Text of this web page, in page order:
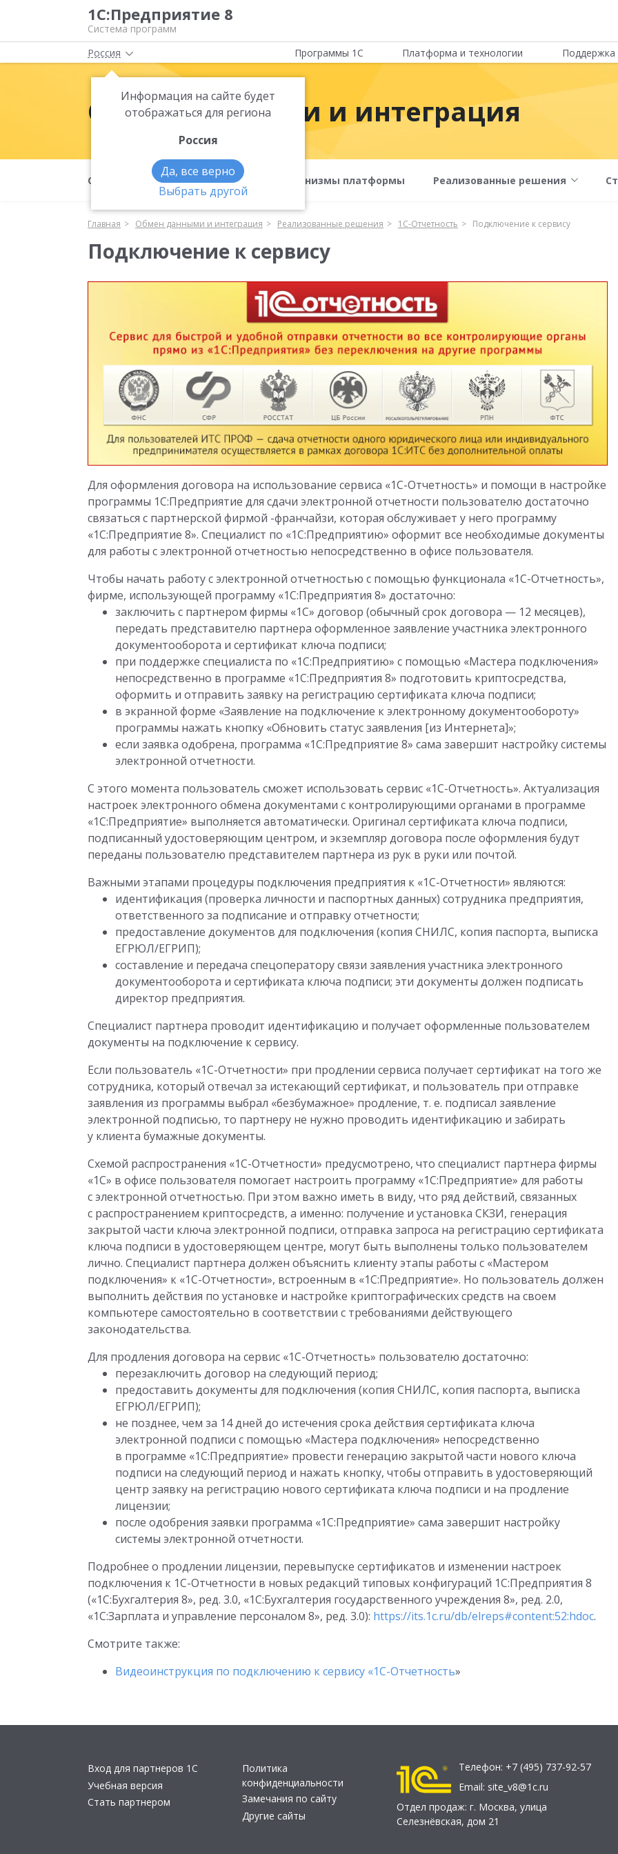
1С:Предприятие 8
Система программ
Россия
Информация на сайте будет
отображаться для региона
Россия
Да, все верно
Выбрать другой
Программы 1С Платформа и технологии Поддержка
Обмен данными и интеграция
Обмен данными и интеграция Механизмы платформы Реализованные решения
Главная Обмен данными и интеграция Реализованные решения 1C-Отчетность Подключение к сервису
Подключение к сервису
Для оформления договора на использование сервиса «1С-Отчетность» и помощи в настройке
программы 1С:Предприятие для сдачи электронной отчетности пользователю достаточно
связаться с партнерской фирмой -франчайзи, которая обслуживает у него программу
«1С:Предприятие 8». Специалист по «1С:Предприятию» оформит все необходимые документы
для работы с электронной отчетностью непосредственно в офисе пользователя.
Чтобы начать работу с электронной отчетностью с помощью функционала «1С-Отчетность»,
фирме, использующей программу «1С:Предприятия 8» достаточно:
заключить с партнером фирмы «1С» договор (обычный срок договора — 12 месяцев),
передать представителю партнера оформленное заявление участника электронного
документооборота и сертификат ключа подписи;
при поддержке специалиста по «1С:Предприятию» с помощью «Мастера подключения»
непосредственно в программе «1С:Предприятия 8» подготовить криптосредства,
оформить и отправить заявку на регистрацию сертификата ключа подписи;
в экранной форме «Заявление на подключение к электронному документообороту»
программы нажать кнопку «Обновить статус заявления [из Интернета]»;
если заявка одобрена, программа «1С:Предприятие 8» сама завершит настройку системы
электронной отчетности.
С этого момента пользователь сможет использовать сервис «1С-Отчетность». Актуализация
настроек электронного обмена документами с контролирующими органами в программе
«1С:Предприятие» выполняется автоматически. Оригинал сертификата ключа подписи,
подписанный удостоверяющим центром, и экземпляр договора после оформления будут
переданы пользователю представителем партнера из рук в руки или почтой.
Важными этапами процедуры подключения предприятия к «1С-Отчетности» являются:
идентификация (проверка личности и паспортных данных) сотрудника предприятия,
ответственного за подписание и отправку отчетности;
предоставление документов для подключения (копия СНИЛС, копия паспорта, выписка
ЕГРЮЛ/ЕГРИП);
составление и передача спецоператору связи заявления участника электронного
документооборота и сертификата ключа подписи; эти документы должен подписать
директор предприятия.
Специалист партнера проводит идентификацию и получает оформленные пользователем
документы на подключение к сервису.
Если пользователь «1С-Отчетности» при продлении сервиса получает сертификат на того же
сотрудника, который отвечал за истекающий сертификат, и пользователь при отправке
заявления из программы выбрал «безбумажное» продление, т. е. подписал заявление
электронной подписью, то партнеру не нужно проводить идентификацию и забирать
у клиента бумажные документы.
Схемой распространения «1С-Отчетности» предусмотрено, что специалист партнера фирмы
«1С» в офисе пользователя помогает настроить программу «1С:Предприятие» для работы
с электронной отчетностью. При этом важно иметь в виду, что ряд действий, связанных
с распространением криптосредств, а именно: получение и установка СКЗИ, генерация
закрытой части ключа электронной подписи, отправка запроса на регистрацию сертификата
ключа подписи в удостоверяющем центре, могут быть выполнены только пользователем
лично. Специалист партнера должен объяснить клиенту этапы работы с «Мастером
подключения» к «1С-Отчетности», встроенным в «1С:Предприятие». Но пользователь должен
выполнить действия по установке и настройке криптографических средств на своем
компьютере самостоятельно в соответствии с требованиями действующего
законодательства.
Для продления договора на сервис «1С-Отчетность» пользователю достаточно:
перезаключить договор на следующий период;
предоставить документы для подключения (копия СНИЛС, копия паспорта, выписка
ЕГРЮЛ/ЕГРИП);
не позднее, чем за 14 дней до истечения срока действия сертификата ключа
электронной подписи с помощью «Мастера подключения» непосредственно
в программе «1С:Предприятие» провести генерацию закрытой части нового ключа
подписи на следующий период и нажать кнопку, чтобы отправить в удостоверяющий
центр заявку на регистрацию нового сертификата ключа подписи и на продление
лицензии;
после одобрения заявки программа «1С:Предприятие» сама завершит настройку
системы электронной отчетности.
Подробнее о продлении лицензии, перевыпуске сертификатов и изменении настроек
подключения к 1С-Отчетности в новых редакций типовых конфигураций 1С:Предприятия 8
(«1С:Бухгалтерия 8», ред. 3.0, «1С:Бухгалтерия государственного учреждения 8», ред. 2.0,
«1С:Зарплата и управление персоналом 8», ред. 3.0): https://its.1c.ru/db/elreps#content:52:hdoc.
Смотрите также:
Видеоинструкция по подключению к сервису «1С-Отчетность»
Вход для партнеров 1С
Учебная версия
Стать партнером
Политика
конфиденциальности
Замечания по сайту
Другие сайты
Телефон: +7 (495) 737-92-57
Email: site_v8@1c.ru
Отдел продаж: г. Москва, улица
Селезнёвская, дом 21